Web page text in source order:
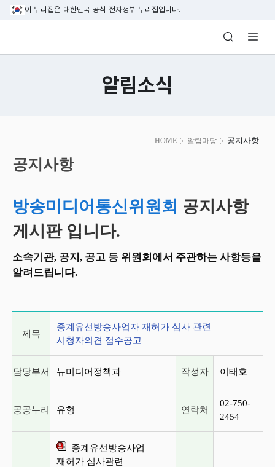
본문 바로가기
이 누리집은 대한민국 공식 전자정부 누리집입니다.
방송미디어통신위원회 Korea Media
알림소식
HOME 알림마당 공지사항
시
작
공지사항
방송미디어통신위원회 공지사항
게시판 입니다.
소속기관, 공지, 공고 등 위원회에서 주관하는 사항등을
알려드립니다.
제목
중계유선방송사업자 재허가 심사 관련
시청자의견 접수공고
담당부서 뉴미디어정책과 작성자 이태호
공공누리 유형 연락처
02-750-
2454
중계유선방송사업
재허가 심사관련